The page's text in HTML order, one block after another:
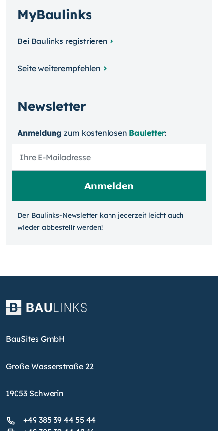
MyBaulinks
Bei Baulinks registrieren
Seite weiterempfehlen
Newsletter
Anmeldung zum kosten­losen Bauletter:
Der Baulinks-Newsletter kann jeder­zeit leicht auch
wieder ab­bestellt werden!
BauSites GmbH
Große Wasserstraße 22
19053 Schwerin
+49 385 39 44 55 44